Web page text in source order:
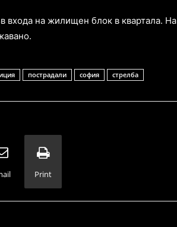
на жилищен блок в квартала. На
пострадали софия стрелба
Print